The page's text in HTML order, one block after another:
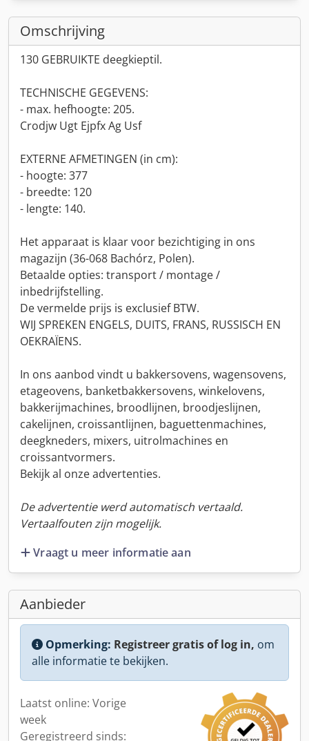
Omschrijving
130 GEBRUIKTE deegkieptil.
TECHNISCHE GEGEVENS:
- max. hefhoogte: 205.
Crodjw Ugt Ejpfx Ag Usf
EXTERNE AFMETINGEN (in cm):
- hoogte: 377
- breedte: 120
- lengte: 140.
Het apparaat is klaar voor bezichtiging in ons
magazijn (36-068 Bachórz, Polen).
Betaalde opties: transport / montage /
inbedrijfstelling.
De vermelde prijs is exclusief BTW.
WIJ SPREKEN ENGELS, DUITS, FRANS, RUSSISCH EN
OEKRAÏENS.
In ons aanbod vindt u bakkersovens, wagensovens,
etageovens, banketbakkersovens, winkelovens,
bakkerijmachines, broodlijnen, broodjeslijnen,
cakelijnen, croissantlijnen, baguettenmachines,
deegkneders, mixers, uitrolmachines en
croissantvormers.
Bekijk al onze advertenties.
De advertentie werd automatisch vertaald.
Vertaalfouten zijn mogelijk.
Vraagt u meer informatie aan
Aanbieder
Opmerking: Registreer gratis of log in, om
alle informatie te bekijken.
Laatst online: Vorige
week
Geregistreerd sinds: